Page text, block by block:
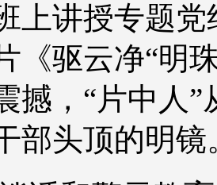
上讲授专题党
《驱云净“明
撼 ， “片中人
部头顶的明镜